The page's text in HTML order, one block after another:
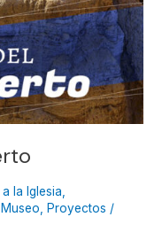
la Iglesia,
Museo, Proyectos /